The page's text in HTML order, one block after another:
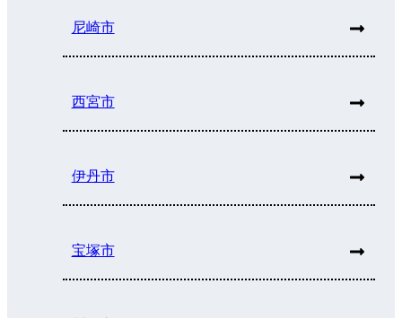
尼崎市
西宮市
伊丹市
宝塚市